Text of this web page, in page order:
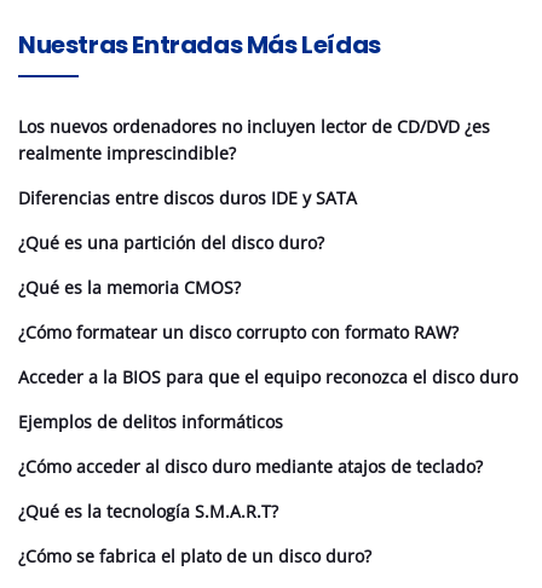
Nuestras Entradas Más Leídas
Los nuevos ordenadores no incluyen lector de CD/DVD ¿es
realmente imprescindible?
Diferencias entre discos duros IDE y SATA
¿Qué es una partición del disco duro?
¿Qué es la memoria CMOS?
¿Cómo formatear un disco corrupto con formato RAW?
Acceder a la BIOS para que el equipo reconozca el disco duro
Ejemplos de delitos informáticos
¿Cómo acceder al disco duro mediante atajos de teclado?
¿Qué es la tecnología S.M.A.R.T?
¿Cómo se fabrica el plato de un disco duro?